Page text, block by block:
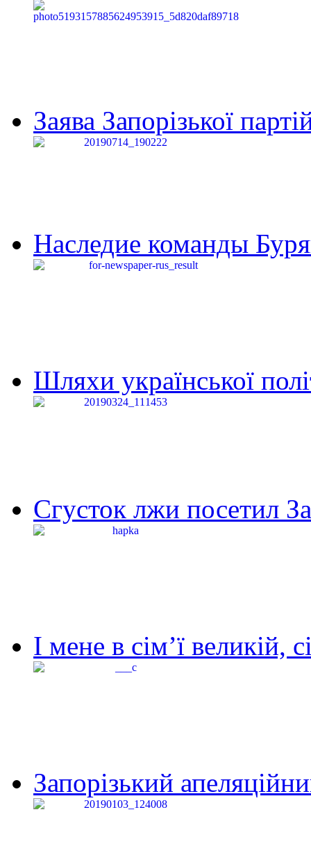
Заява Запорізької
Наследие команды
Шляхи української
Сгусток лжи посетил
І мене в сім’ї великій,
Запорізький